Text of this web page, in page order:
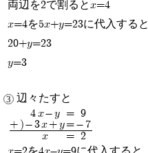
両辺を2で割るとx=4
x=4を5x+y=23に代入すると
20+y=23
y=3
辺々たすと
4x-y
=
9
+)-3x+y = -7
x
=
2